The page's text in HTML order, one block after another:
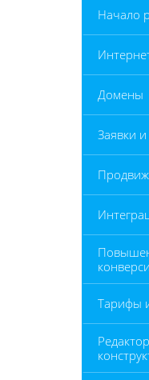
Начало
Домены
Заявки
Тарифы
Редактор